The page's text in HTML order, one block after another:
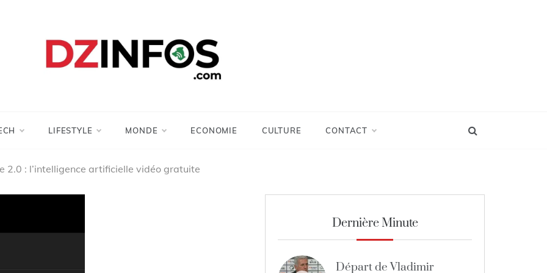
LIFESTYLE MONDE ECONOMIE CULTURE CONTACT
2.0 : l’intelligence artificielle vidéo gratuite
Dernière Minute
Départ de Vladimir